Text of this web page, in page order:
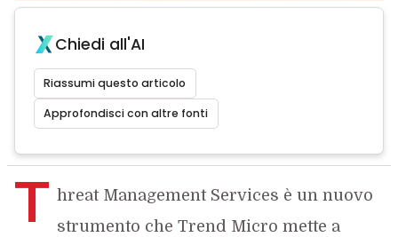
Chiedi all'AI
Riassumi questo articolo
Approfondisci con altre fonti
T hreat Management Services è un nuovo
strumento che Trend Micro mette a